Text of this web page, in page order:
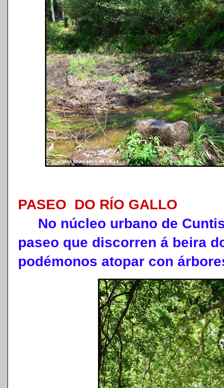
PASEO DO RÍO GALLO
No núcleo urbano de
paseo que discorren á beira
podémonos atopar con